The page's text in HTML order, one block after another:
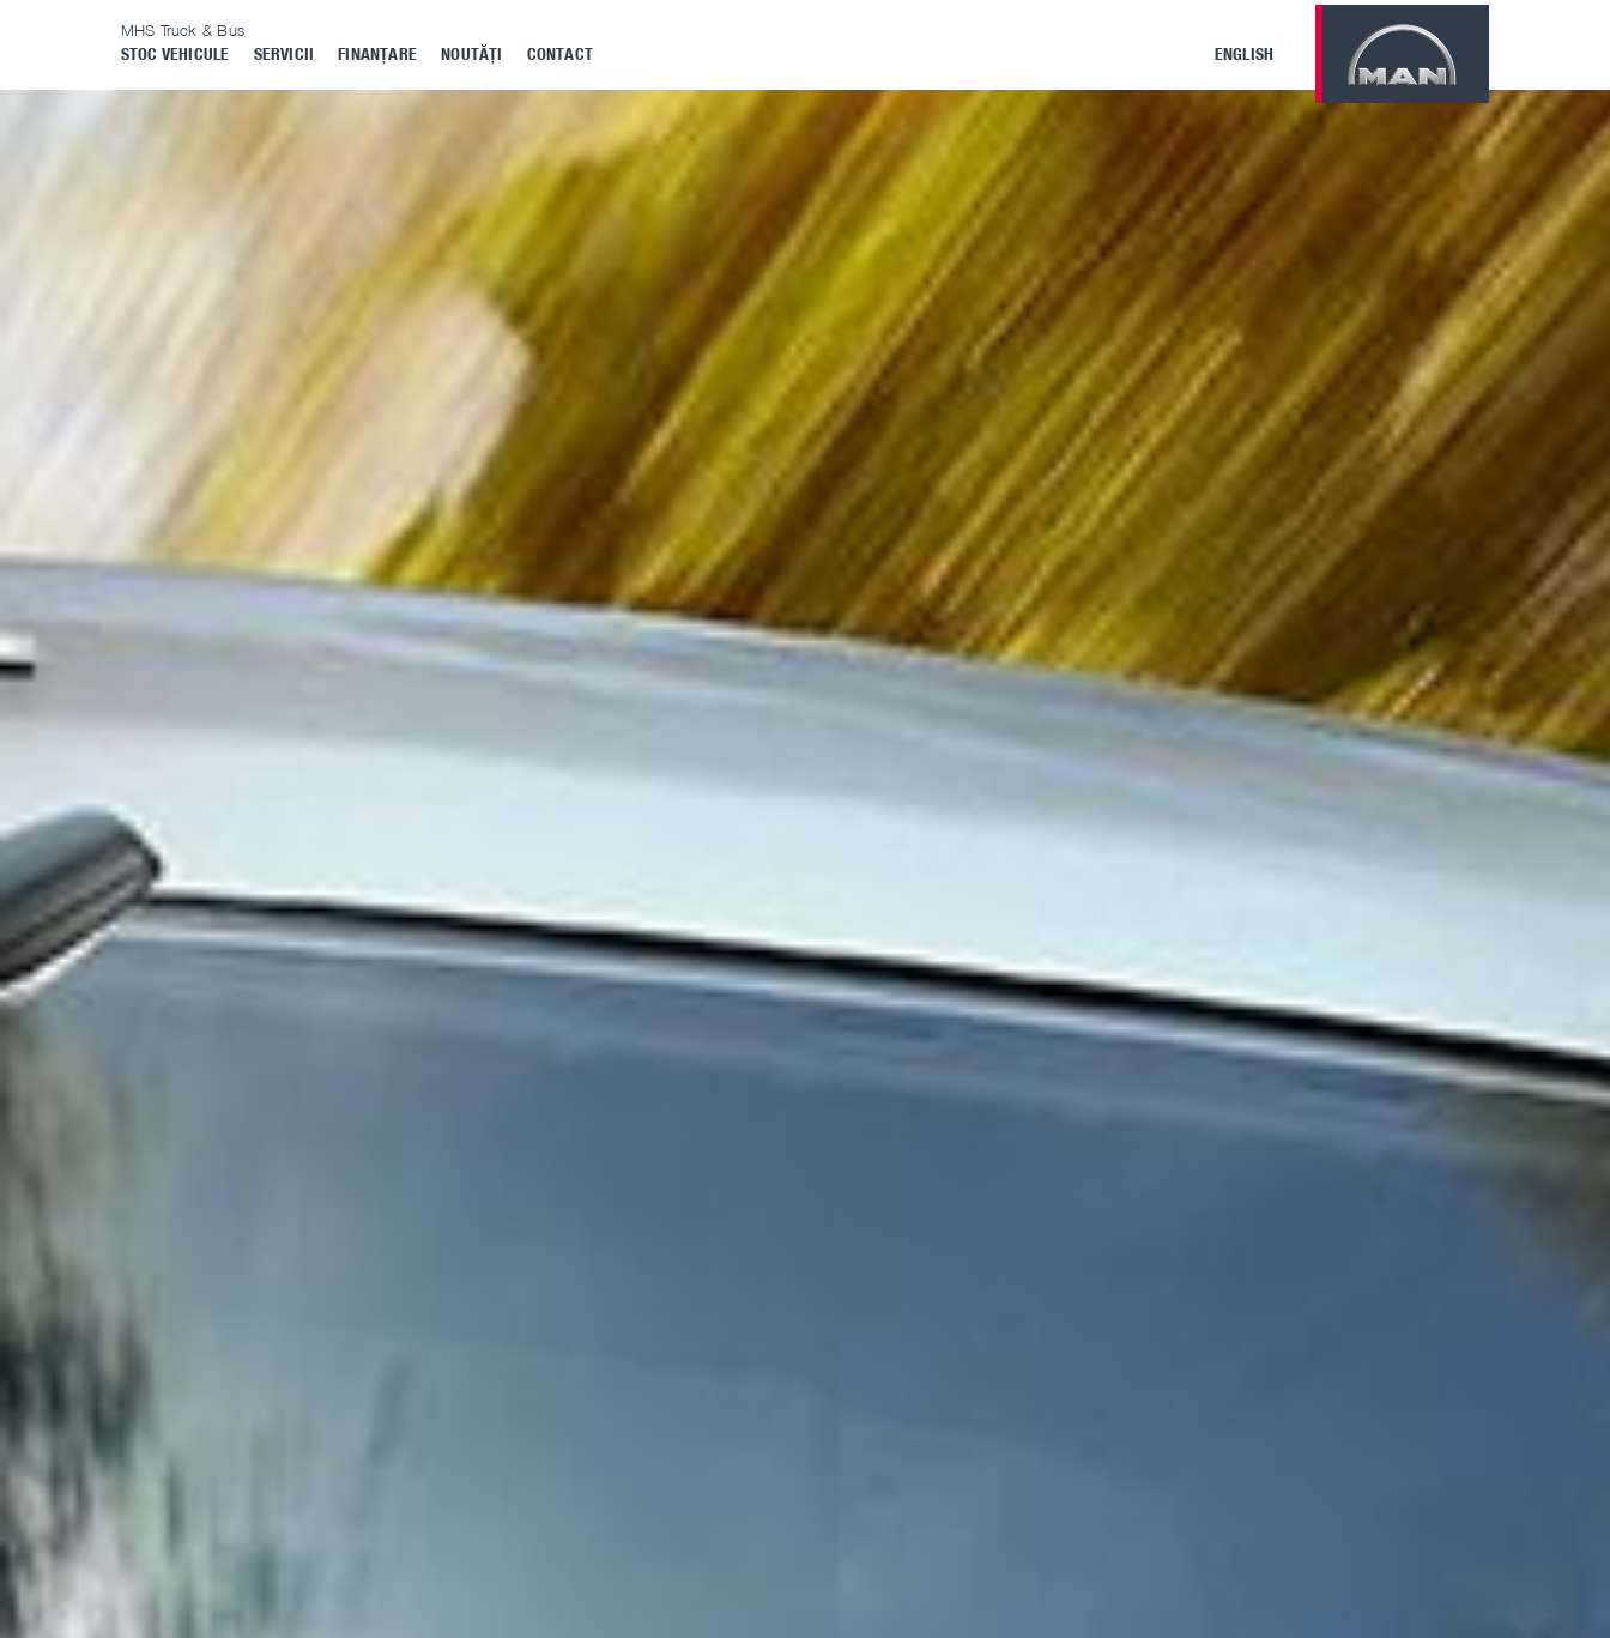
MHS Truck & Bus
STOC VEHICULE SERVICII FINANȚARE NOUTĂȚI CONTACT ENGLISH